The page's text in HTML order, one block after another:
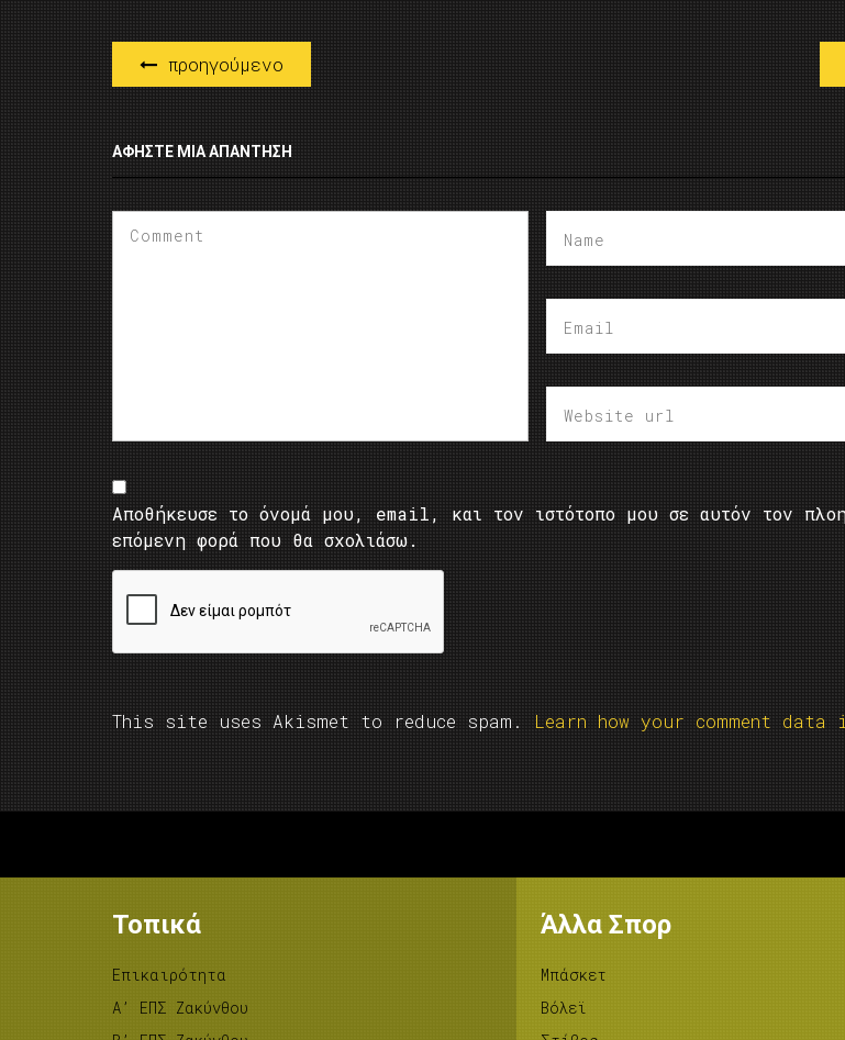
προηγούμενο
ΑΦΉΣΤΕ ΜΙΑ ΑΠΆΝΤΗΣΗ
Αποθήκευσε το όνομά μου, email, και τον ιστότοπο μου σε αυτόν τον
επόμενη φορά που θα σχολιάσω.
This site uses Akismet to reduce spam. Learn how your comment data
Τοπικά
Επικαιρότητα
A’ ΕΠΣ Ζακύνθου
Άλλα Σπορ
Μπάσκετ
Βόλεϊ